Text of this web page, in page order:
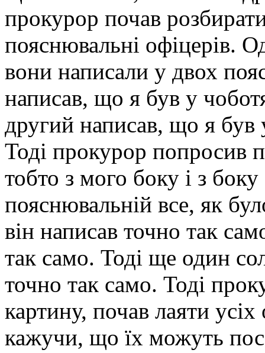
прокурор почав
пояснювальні офіцерів.
вони написали у двох
написав, що я був у
другий написав, що я був
Тоді прокурор попросив
тобто з мого боку і з
пояснювальній все, як
він написав точно так
так само. Тоді ще один
точно так само. Тоді
картину, почав лаяти
кажучи, що їх можуть